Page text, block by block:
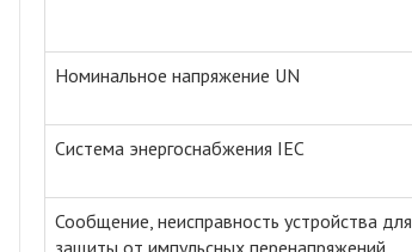
Номинальное напряжение UN
Система энергоснабжения IEC
Сообщение, неисправность устройства для
защиты от импульсных перенапряжений